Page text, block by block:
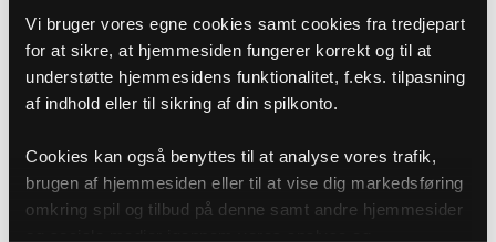
Vi bruger vores egne cookies samt cookies fra tredjepart
for at sikre, at hjemmesiden fungerer korrekt og til at
understøtte hjemmesidens funktionalitet, f.eks. tilpasning
af indhold eller til sikring af din spilkonto.
Cookies kan også benyttes til at analyse vores trafik,
brugen af hjemmesiden eller til at vise dig markedsføring
omkring spil og tilbud på denne samt andre hjemmesider